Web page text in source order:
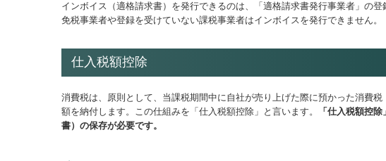
インボイス（適格請求書）を発行できるのは、「適格請求書発行事業者」の登
免税事業者や登録を受けていない課税事業者はインボイスを発行できません。
仕入税額控除
消費税は、原則として、当課税期間中に自社が売り上げた際に預かった消費
額を納付します。この仕組みを「仕入税額控除」と言います。
「仕入税額控
書）の保存が必要です。